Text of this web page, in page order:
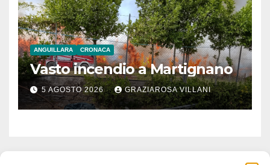
ANGUILLARA CRONACA
Vasto incendio a Martignano
5 AGOSTO 2026 GRAZIAROSA VILLANI